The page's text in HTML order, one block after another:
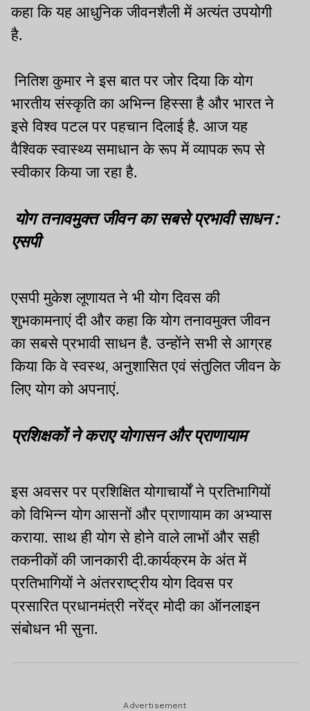
कहा कि यह आधुनिक जीवनशैली में अत्यंत उपयोगी
है.
नितिश कुमार ने इस बात पर जोर दिया कि योग
भारतीय संस्कृति का अभिन्न हिस्सा है और भारत ने
इसे विश्व पटल पर पहचान दिलाई है. आज यह
वैश्विक स्वास्थ्य समाधान के रूप में व्यापक रूप से
स्वीकार किया जा रहा है.
योग तनावमुक्त जीवन का सबसे प्रभावी साधन :
एसपी
एसपी मुकेश लूणायत ने भी योग दिवस की
शुभकामनाएं दी और कहा कि योग तनावमुक्त जीवन
का सबसे प्रभावी साधन है. उन्होंने सभी से आग्रह
किया कि वे स्वस्थ, अनुशासित एवं संतुलित जीवन के
लिए योग को अपनाएं.
प्रशिक्षकों ने कराए योगासन और प्राणायाम
इस अवसर पर प्रशिक्षित योगाचार्यों ने प्रतिभागियों
को विभिन्न योग आसनों और प्राणायाम का अभ्यास
कराया. साथ ही योग से होने वाले लाभों और सही
तकनीकों की जानकारी दी.कार्यक्रम के अंत में
प्रतिभागियों ने अंतरराष्ट्रीय योग दिवस पर
प्रसारित प्रधानमंत्री नरेंद्र मोदी का ऑनलाइन
संबोधन भी सुना.
Advertisement